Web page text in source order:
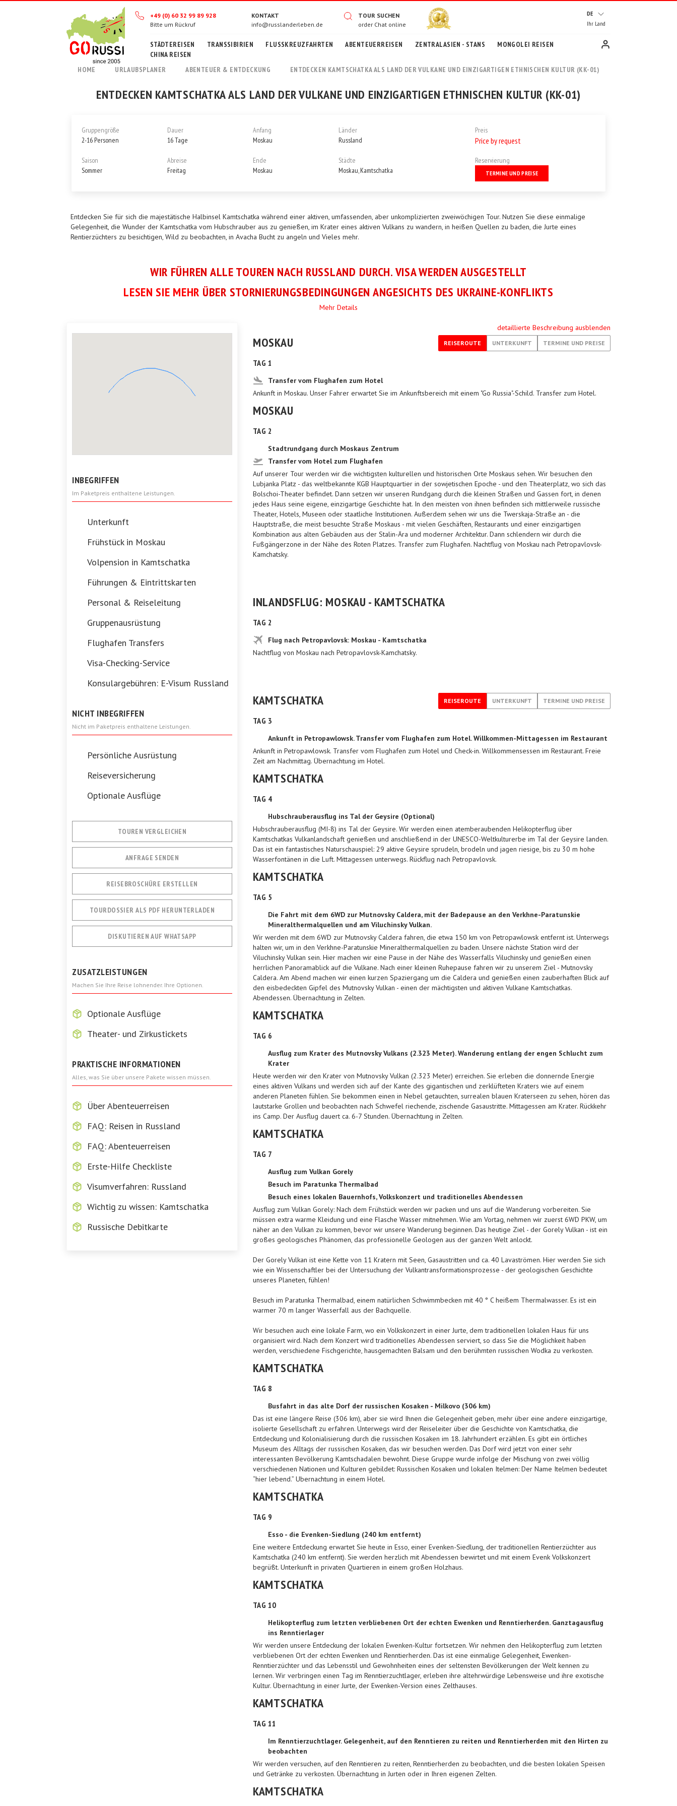
+49 (0) 60 32 99 89 928
Bitte um Rückruf
KONTAKT
info@russlanderleben.de
TOUR SUCHEN
order Chat online
DE
Ihr Land
STÄDTEREISEN TRANSSIBIRIEN FLUSSKREUZFAHRTEN ABENTEUERREISEN ZENTRALASIEN - STANS
MONGOLEI REISEN
CHINA REISEN
HOME
URLAUBSPLANER ABENTEUER & ENTDECKUNG ENTDECKEN KAMTSCHATKA ALS LAND DER VULKANE UND EINZIGARTIGEN ETHNISCHEN KULTUR (KK-01)
ENTDECKEN KAMTSCHATKA ALS LAND DER VULKANE UND EINZIGARTIGEN ETHNISCHEN KULTUR (KK-01)
Gruppengröße
2-16 Personen
Saison
Sommer
Dauer
16 Tage
Abreise
Freitag
Anfang
Moskau
Ende
Moskau
Länder
Russland
Städte
Moskau, Kamtschatka
Preis
Price by request
Reservierung
TERMINE UND PREISE
Entdecken Sie für sich die majestätische Halbinsel Kamtschatka während einer aktiven, umfassenden, aber unkomplizierten zweiwöchigen Tour. Nutzen Sie diese einmalige
Gelegenheit, die Wunder der Kamtschatka vom Hubschrauber aus zu genießen, im Krater eines aktiven Vulkans zu wandern, in heißen Quellen zu baden, die Jurte eines
Rentierzüchters zu besichtigen, Wild zu beobachten, in Avacha Bucht zu angeln und Vieles mehr.
WIR FÜHREN ALLE TOUREN NACH RUSSLAND DURCH. VISA WERDEN AUSGESTELLT
LESEN SIE MEHR ÜBER STORNIERUNGSBEDINGUNGEN ANGESICHTS DES UKRAINE-KONFLIKTS
Mehr Details
INBEGRIFFEN
Im Paketpreis enthaltene Leistungen.
Unterkunft
Frühstück in Moskau
Volpension in Kamtschatka
Führungen & Eintrittskarten
Personal & Reiseleitung
Gruppenausrüstung
Flughafen Transfers
Visa-Checking-Service
Konsulargebühren: E-Visum Russland
NICHT INBEGRIFFEN
Nicht im Paketpreis enthaltene Leistungen.
Persönliche Ausrüstung
Reiseversicherung
Optionale Ausflüge
TOUREN VERGLEICHEN
ANFRAGE SENDEN
REISEBROSCHÜRE ERSTELLEN
TOURDOSSIER ALS PDF HERUNTERLADEN
DISKUTIEREN AUF WHATSAPP
ZUSATZLEISTUNGEN
Machen Sie Ihre Reise lohnender. Ihre Optionen.
Optionale Ausflüge
Theater- und Zirkustickets
PRAKTISCHE INFORMATIONEN
Alles, was Sie über unsere Pakete wissen müssen.
Über Abenteuerreisen
FAQ: Reisen in Russland
FAQ: Abenteuerreisen
Erste-Hilfe Checkliste
Visumverfahren: Russland
Wichtig zu wissen: Kamtschatka
Russische Debitkarte
detaillierte Beschreibung ausblenden
MOSKAU REISEROUTE UNTERKUNFT TERMINE UND PREISE
TAG 1
Transfer vom Flughafen zum Hotel
Ankunft in Moskau. Unser Fahrer erwartet Sie im Ankunftsbereich mit einem "Go Russia"-Schild. Transfer zum Hotel.
MOSKAU
TAG 2
Stadtrundgang durch Moskaus Zentrum
Transfer vom Hotel zum Flughafen
Auf unserer Tour werden wir die wichtigsten kulturellen und historischen Orte Moskaus sehen. Wir besuchen den
Lubjanka Platz - das weltbekannte KGB Hauptquartier in der sowjetischen Epoche - und den Theaterplatz, wo sich das
Bolschoi-Theater befindet. Dann setzen wir unseren Rundgang durch die kleinen Straßen und Gassen fort, in denen
jedes Haus seine eigene, einzigartige Geschichte hat. In den meisten von ihnen befinden sich mittlerweile russische
Theater, Hotels, Museen oder staatliche Institutionen. Außerdem sehen wir uns die Twerskaja-Straße an - die
Hauptstraße, die meist besuchte Straße Moskaus - mit vielen Geschäften, Restaurants und einer einzigartigen
Kombination aus alten Gebäuden aus der Stalin-Ära und moderner Architektur. Dann schlendern wir durch die
Fußgängerzone in der Nähe des Roten Platzes. Transfer zum Flughafen. Nachtflug von Moskau nach Petropavlovsk-
Kamchatsky.
INLANDSFLUG: MOSKAU - KAMTSCHATKA
TAG 2
Flug nach Petropavlovsk: Moskau - Kamtschatka
Nachtflug von Moskau nach Petropavlovsk-Kamchatsky.
KAMTSCHATKA REISEROUTE UNTERKUNFT TERMINE UND PREISE
TAG 3
Ankunft in Petropawlowsk. Transfer vom Flughafen zum Hotel. Willkommen-Mittagessen im Restaurant
Ankunft in Petropawlowsk. Transfer vom Flughafen zum Hotel und Check-in. Willkommensessen im Restaurant. Freie
Zeit am Nachmittag. Übernachtung im Hotel.
KAMTSCHATKA
TAG 4
Hubschrauberausflug ins Tal der Geysire (Optional)
Hubschrauberausflug (MI-8) ins Tal der Geysire. Wir werden einen atemberaubenden Helikopterflug über
Kamtschatkas Vulkanlandschaft genießen und anschließend in der UNESCO-Weltkulturerbe im Tal der Geysire landen.
Das ist ein fantastisches Naturschauspiel: 29 aktive Geysire sprudeln, brodeln und jagen riesige, bis zu 30 m hohe
Wasserfontänen in die Luft. Mittagessen unterwegs. Rückflug nach Petropavlovsk.
KAMTSCHATKA
TAG 5
Die Fahrt mit dem 6WD zur Mutnovsky Caldera, mit der Badepause an den Verkhne-Paratunskie
Mineralthermalquellen und am Viluchinsky Vulkan.
Wir werden mit dem 6WD zur Mutnovsky Caldera fahren, die etwa 150 km von Petropawlowsk entfernt ist. Unterwegs
halten wir, um in den Verkhne-Paratunskie Mineralthermalquellen zu baden. Unsere nächste Station wird der
Viluchinsky Vulkan sein. Hier machen wir eine Pause in der Nähe des Wasserfalls Viluchinsky und genießen einen
herrlichen Panoramablick auf die Vulkane. Nach einer kleinen Ruhepause fahren wir zu unserem Ziel - Mutnovsky
Caldera. Am Abend machen wir einen kurzen Spaziergang um die Caldera und genießen einen zauberhaften Blick auf
den eisbedeckten Gipfel des Mutnovsky Vulkan - einen der mächtigsten und aktiven Vulkane Kamtschatkas.
Abendessen. Übernachtung in Zelten.
KAMTSCHATKA
TAG 6
Ausflug zum Krater des Mutnovsky Vulkans (2.323 Meter). Wanderung entlang der engen Schlucht zum
Krater
Heute werden wir den Krater von Mutnovsky Vulkan (2.323 Meter) erreichen. Sie erleben die donnernde Energie
eines aktiven Vulkans und werden sich auf der Kante des gigantischen und zerklüfteten Kraters wie auf einem
anderen Planeten fühlen. Sie bekommen einen in Nebel getauchten, surrealen blauen Kraterseen zu sehen, hören das
lautstarke Grollen und beobachten nach Schwefel riechende, zischende Gasaustritte. Mittagessen am Krater. Rückkehr
ins Camp. Der Ausflug dauert ca. 6-7 Stunden. Übernachtung in Zelten.
KAMTSCHATKA
TAG 7
Ausflug zum Vulkan Gorely
Besuch im Paratunka Thermalbad
Besuch eines lokalen Bauernhofs, Volkskonzert und traditionelles Abendessen
Ausflug zum Vulkan Gorely: Nach dem Frühstück werden wir packen und uns auf die Wanderung vorbereiten. Sie
müssen extra warme Kleidung und eine Flasche Wasser mitnehmen. Wie am Vortag, nehmen wir zuerst 6WD PKW, um
näher an den Vulkan zu kommen, bevor wir unsere Wanderung beginnen. Das heutige Ziel - der Gorely Vulkan - ist ein
großes geologisches Phänomen, das professionelle Geologen aus der ganzen Welt anlockt.
Der Gorely Vulkan ist eine Kette von 11 Kratern mit Seen, Gasaustritten und ca. 40 Lavaströmen. Hier werden Sie sich
wie ein Wissenschaftler bei der Untersuchung der Vulkantransformationsprozesse - der geologischen Geschichte
unseres Planeten, fühlen!
Besuch im Paratunka Thermalbad, einem natürlichen Schwimmbecken mit 40 ° C heißem Thermalwasser. Es ist ein
warmer 70 m langer Wasserfall aus der Bachquelle.
Wir besuchen auch eine lokale Farm, wo ein Volkskonzert in einer Jurte, dem traditionellen lokalen Haus für uns
organisiert wird. Nach dem Konzert wird traditionelles Abendessen serviert, so dass Sie die Möglichkeit haben
werden, verschiedene Fischgerichte, hausgemachten Balsam und den berühmten russischen Wodka zu verkosten.
KAMTSCHATKA
TAG 8
Busfahrt in das alte Dorf der russischen Kosaken - Milkovo (306 km)
Das ist eine längere Reise (306 km), aber sie wird Ihnen die Gelegenheit geben, mehr über eine andere einzigartige,
isolierte Gesellschaft zu erfahren. Unterwegs wird der Reiseleiter über die Geschichte von Kamtschatka, die
Entdeckung und Kolonialisierung durch die russischen Kosaken im 18. Jahrhundert erzählen. Es gibt ein örtliches
Museum des Alltags der russischen Kosaken, das wir besuchen werden. Das Dorf wird jetzt von einer sehr
interessanten Bevölkerung Kamtschadalen bewohnt. Diese Gruppe wurde infolge der Mischung von zwei völlig
verschiedenen Nationen und Kulturen gebildet: Russischen Kosaken und lokalen Itelmen: Der Name Itelmen bedeutet
“hier lebend.” Ubernachtung in einem Hotel.
KAMTSCHATKA
TAG 9
Esso - die Evenken-Siedlung (240 km entfernt)
Eine weitere Entdeckung erwartet Sie heute in Esso, einer Evenken-Siedlung, der traditionellen Rentierzüchter aus
Kamtschatka (240 km entfernt). Sie werden herzlich mit Abendessen bewirtet und mit einem Evenk Volkskonzert
begrüßt. Unterkunft in privaten Quartieren in einem großen Holzhaus.
KAMTSCHATKA
TAG 10
Helikopterflug zum letzten verbliebenen Ort der echten Ewenken und Renntierherden. Ganztagausflug
ins Renntierlager
Wir werden unsere Entdeckung der lokalen Ewenken-Kultur fortsetzen. Wir nehmen den Helikopterflug zum letzten
verbliebenen Ort der echten Ewenken und Renntierherden. Das ist eine einmalige Gelegenheit, Ewenken-
Renntierzüchter und das Lebensstil und Gewohnheiten eines der seltensten Bevölkerungen der Welt kennen zu
lernen. Wir verbringen einen Tag im Renntierzuchtlager, erleben ihre altehrwürdige Lebensweise und ihre exotische
Kultur. Übernachtung in einer Jurte, der Ewenken-Version eines Zelthauses.
KAMTSCHATKA
TAG 11
Im Renntierzuchtlager. Gelegenheit, auf den Renntieren zu reiten und Renntierherden mit den Hirten zu
beobachten
Wir werden versuchen, auf den Renntieren zu reiten, Renntierherden zu beobachten, und die besten lokalen Speisen
und Getränke zu verkosten. Übernachtung in Jurten oder in Ihren eigenen Zelten.
KAMTSCHATKA